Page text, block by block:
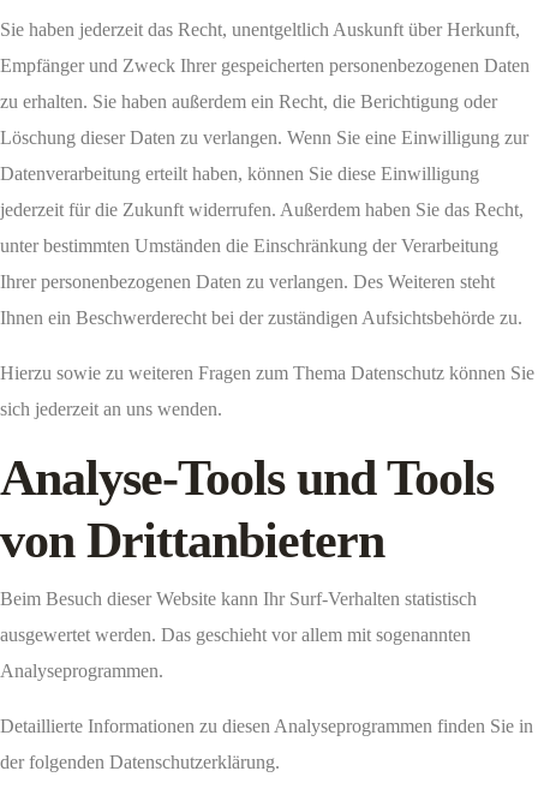
Sie haben jederzeit das Recht, unentgeltlich Auskunft über Herkunft,
Empfänger und Zweck Ihrer gespeicherten personenbezogenen Daten
zu erhalten. Sie haben außerdem ein Recht, die Berichtigung oder
Löschung dieser Daten zu verlangen. Wenn Sie eine Einwilligung zur
Datenverarbeitung erteilt haben, können Sie diese Einwilligung
jederzeit für die Zukunft widerrufen. Außerdem haben Sie das Recht,
unter bestimmten Umständen die Einschränkung der Verarbeitung
Ihrer personenbezogenen Daten zu verlangen. Des Weiteren steht
Ihnen ein Beschwerderecht bei der zuständigen Aufsichtsbehörde zu.
Hierzu sowie zu weiteren Fragen zum Thema Datenschutz können Sie
sich jederzeit an uns wenden.
Analyse-Tools und Tools
von Dritt­anbietern
Beim Besuch dieser Website kann Ihr Surf-Verhalten statistisch
ausgewertet werden. Das geschieht vor allem mit sogenannten
Analyseprogrammen.
Detaillierte Informationen zu diesen Analyseprogrammen finden Sie in
der folgenden Datenschutzerklärung.